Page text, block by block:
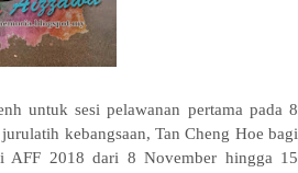
untuk sesi pelawanan pertama pada 8
kebangsaan, Tan Cheng Hoe bagi
AFF 2018 dari 8 November hingga 15